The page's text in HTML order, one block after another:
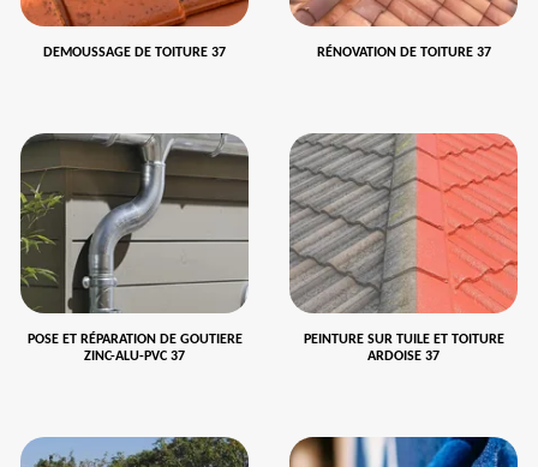
DEMOUSSAGE DE TOITURE 37 RÉNOVATION DE TOITURE 37
POSE ET RÉPARATION DE GOUTIERE
ZINC-ALU-PVC 37
PEINTURE SUR TUILE ET TOITURE
ARDOISE 37